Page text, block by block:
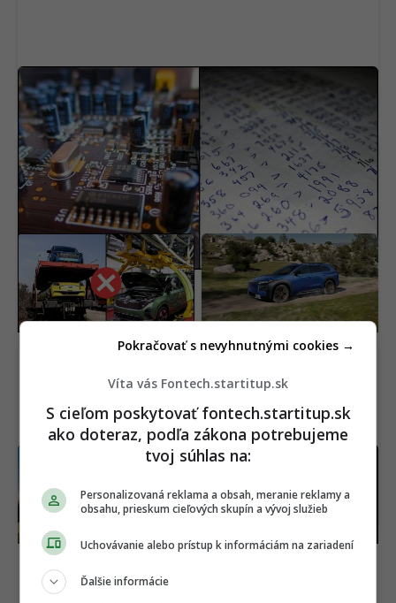
Stačil je jeden krátky vzorec. AI vyriešila 87-
ročný slávny problém matematiky
Elektriny je tak málo, že
vypli dve veľké
automobilky. Problém
môže zasiahnuť aj
Slovensko
Subaru sa trápi. Značka
platí veľké peniaze, aby
presvedčila ľudí o
svojich elektromobiloch
Nabije sa za 12 minút a
legendárneho Smartu je
dostupný elektromobil
Pluto sa čoraz viac
atmosféra sa začala
rapídne scvrkávať
Víta vás Fontech.startitup.sk
S cieľom poskytovať fontech.startitup.sk
ako doteraz, podľa zákona potrebujeme
tvoj súhlas na:
Personalizovaná reklama a obsah, meranie reklamy a
obsahu, prieskum cieľových skupín a vývoj služieb
Uchovávanie alebo prístup k informáciám na zariadení
Ďalšie informácie
Pokračovať s nevyhnutnými cookies →